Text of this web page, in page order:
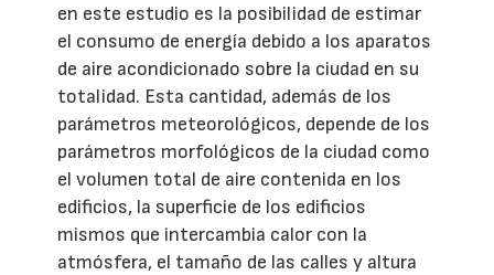
en este estudio es la posibilidad de estimar
el consumo de energía debido a los aparatos
de aire acondicionado sobre la ciudad en su
totalidad. Esta cantidad, además de los
parámetros meteorológicos, depende de los
parámetros morfológicos de la ciudad como
el volumen total de aire contenida en los
edificios, la superficie de los edificios
mismos que intercambia calor con la
atmósfera, el tamaño de las calles y altura